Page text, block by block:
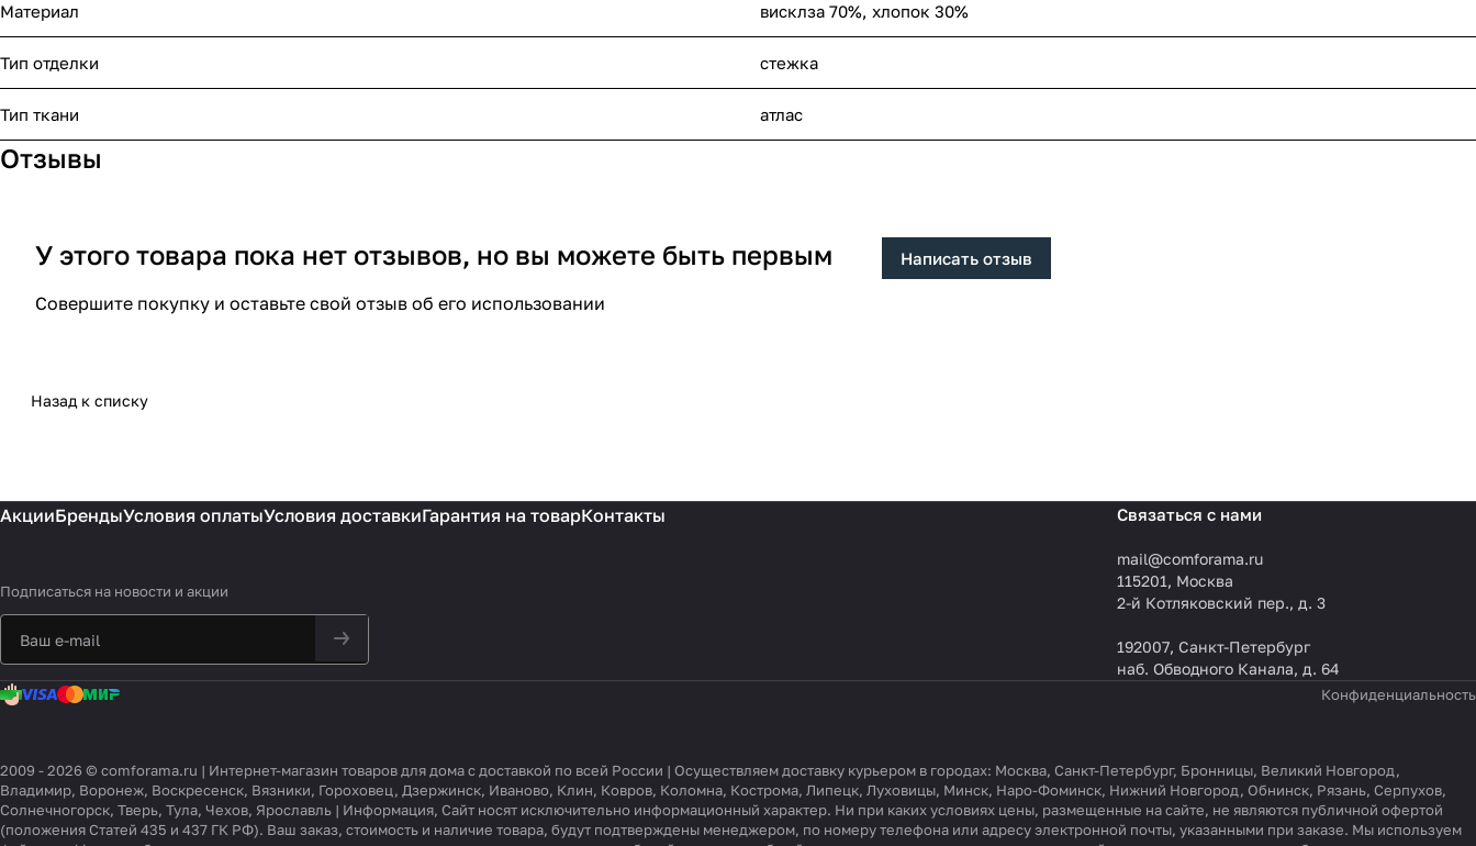
Материал висклза 70%, хлопок 30%
Тип отделки стежка
Тип ткани атлас
Отзывы
У этого товара пока нет отзывов, но вы можете быть первым
Совершите покупку и оставьте свой отзыв об его использовании
Написать отзыв
Назад к списку
АкцииБрендыУсловия оплатыУсловия доставкиГарантия на товарКонтакты
Подписаться на новости и акции
Связаться с нами
mail@comforama.ru
115201, Москва
2-й Котляковский пер., д. 3
192007, Санкт-Петербург
наб. Обводного Канала, д. 64
Конфиденциальность
2009 - 2026 © comforama.ru | Интернет-магазин товаров для дома с доставкой по всей России | Осуществляем доставку курьером в городах: Москва, Санкт-Петербург, Бронницы, Великий Новгород,
Владимир, Воронеж, Воскресенск, Вязники, Гороховец, Дзержинск, Иваново, Клин, Ковров, Коломна, Кострома, Липецк, Луховицы, Минск, Наро-Фоминск, Нижний Новгород, Обнинск, Рязань, Серпухов,
Солнечногорск, Тверь, Тула, Чехов, Ярославль | Информация, Сайт носят исключительно информационный характер. Ни при каких условиях цены, размещенные на сайте, не являются публичной офертой
(положения Статей 435 и 437 ГК РФ). Ваш заказ, стоимость и наличие товара, будут подтверждены менеджером, по номеру телефона или адресу электронной почты, указанными при заказе. Мы используем